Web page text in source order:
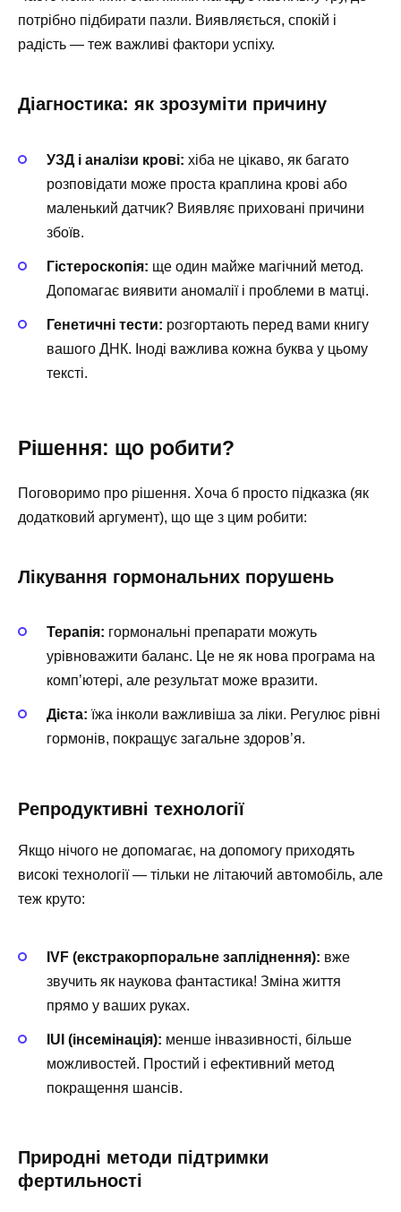
потрібно підбирати пазли. Виявляється, спокій і
радість — теж важливі фактори успіху.
Діагностика: як зрозуміти причину
УЗД і аналізи крові: хіба не цікаво, як багато
розповідати може проста краплина крові або
маленький датчик? Виявляє приховані причини
збоїв.
Гістероскопія: ще один майже магічний метод.
Допомагає виявити аномалії і проблеми в матці.
Генетичні тести: розгортають перед вами книгу
вашого ДНК. Іноді важлива кожна буква у цьому
тексті.
Рішення: що робити?
Поговоримо про рішення. Хоча б просто підказка (як
додатковий аргумент), що ще з цим робити:
Лікування гормональних порушень
Терапія: гормональні препарати можуть
урівноважити баланс. Це не як нова програма на
комп’ютері, але результат може вразити.
Дієта: їжа інколи важливіша за ліки. Регулює рівні
гормонів, покращує загальне здоров’я.
Репродуктивні технології
Якщо нічого не допомагає, на допомогу приходять
високі технології — тільки не літаючий автомобіль, але
теж круто:
IVF (екстракорпоральне запліднення): вже
звучить як наукова фантастика! Зміна життя
прямо у ваших руках.
IUI (інсемінація): менше інвазивності, більше
можливостей. Простий і ефективний метод
покращення шансів.
Природні методи підтримки
фертильності